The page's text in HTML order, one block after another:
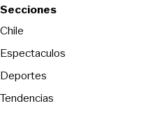
Secciones
Chile
Espectaculos
Deportes
Tendencias